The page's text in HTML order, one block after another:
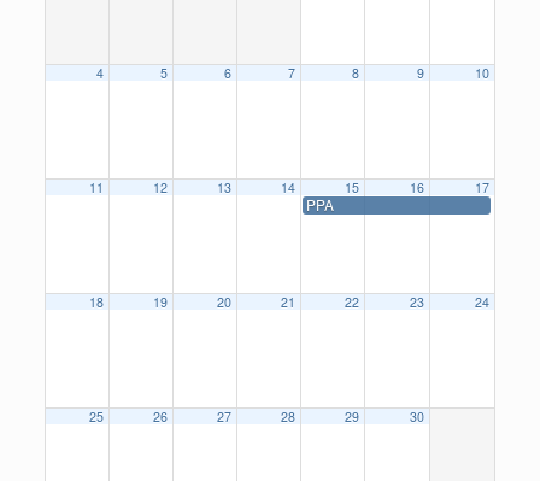
4 5 6 7 8 9 10
11 12 13 14 15
PPA
16 17
18 19 20 21 22 23 24
25 26 27 28 29 30